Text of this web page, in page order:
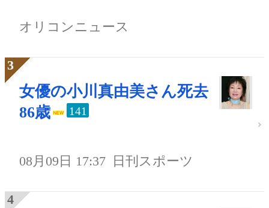
オリコンニュース
女優の小川真由美さん死去
86歳
141
08月09日 17:37 日刊スポーツ